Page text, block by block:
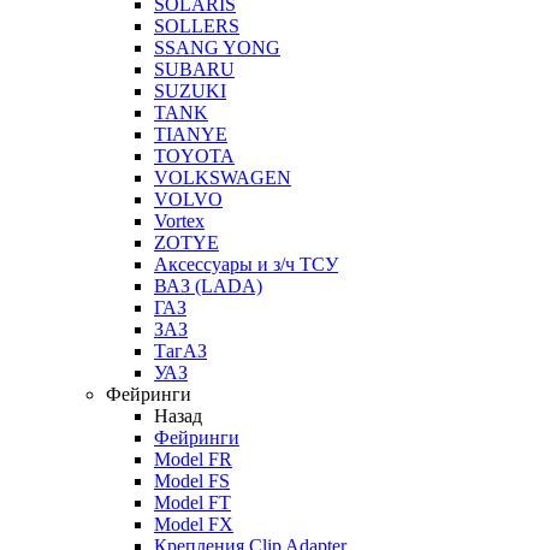
SOLARIS
SOLLERS
SSANG YONG
SUBARU
SUZUKI
TANK
TIANYE
TOYOTA
VOLKSWAGEN
VOLVO
Vortex
ZOTYE
Аксессуары и з/ч ТСУ
ВАЗ (LADA)
ГАЗ
ЗАЗ
ТагАЗ
УАЗ
Фейринги
Назад
Фейринги
Model FR
Model FS
Model FT
Model FX
Крепления Clip Adapter